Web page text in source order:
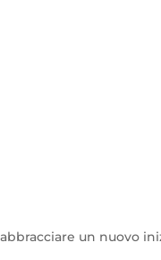
un nuovo